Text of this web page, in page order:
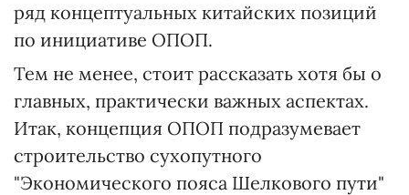
ряд концептуальных китайских позиций
по инициативе ОПОП.
Тем не менее, стоит рассказать хотя бы о
главных, практически важных аспектах.
Итак, концепция ОПОП подразумевает
строительство сухопутного
"Экономического пояса Шелкового пути"